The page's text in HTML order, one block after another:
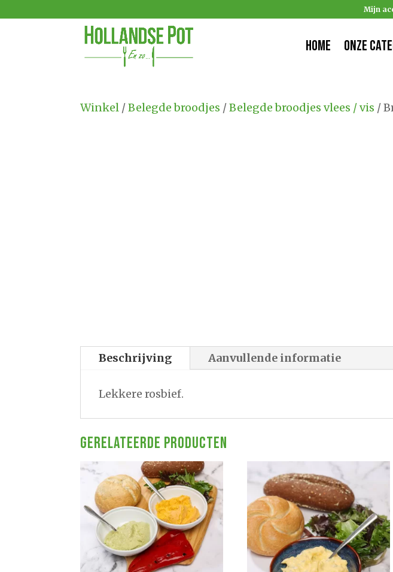
Mijn
Home Onze
Winkel /Belegde broodjes /Belegde broodjes vlees / vis /
Beschrijving Aanvullende informatie
Lekkere rosbief.
Gerelateerde producten